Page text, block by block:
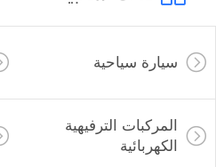
سيارة سياحية
المركبات الترفيهية
الكهربائية